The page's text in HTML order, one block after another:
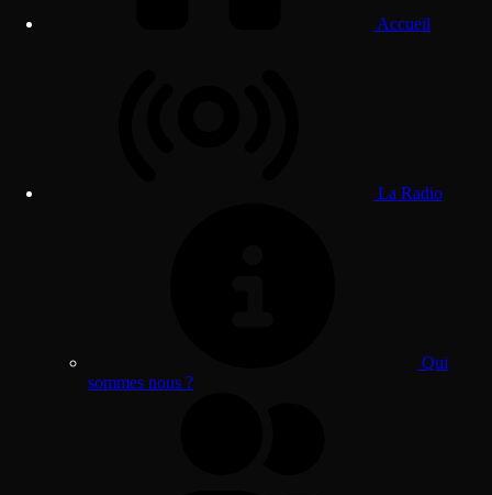
Accueil
La Radio
Qui
sommes nous ?